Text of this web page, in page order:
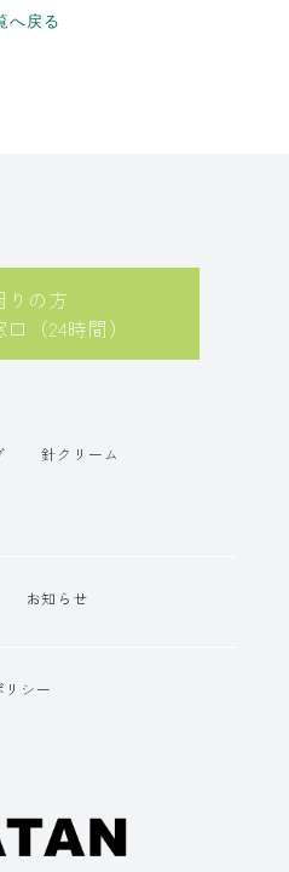
へ戻る
りの方
（24時間）
針クリーム
お知らせ
リシー